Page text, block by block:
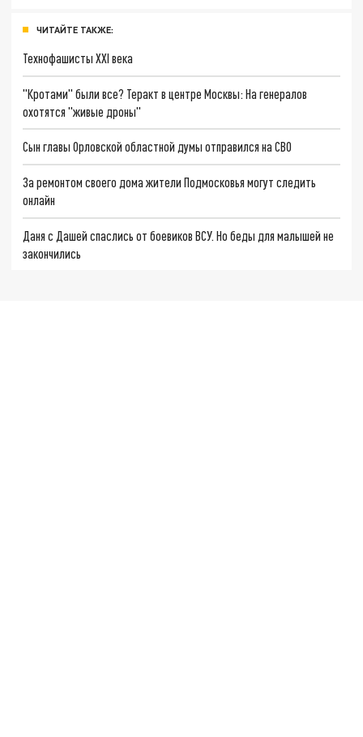
ЧИТАЙТЕ ТАКЖЕ:
Технофашисты XXI века
"Кротами" были все? Теракт в центре Москвы: На генералов
охотятся "живые дроны"
Сын главы Орловской областной думы отправился на СВО
За ремонтом своего дома жители Подмосковья могут следить
онлайн
Даня с Дашей спаслись от боевиков ВСУ. Но беды для малышей не
закончились